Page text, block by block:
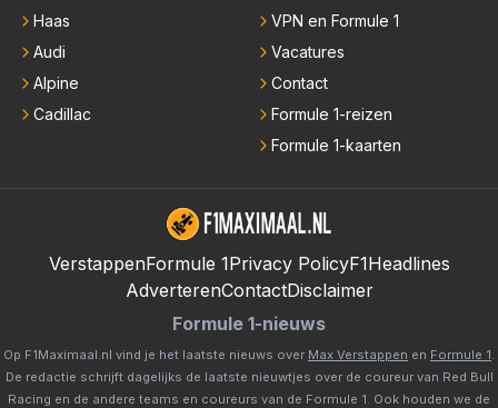
Haas
Audi
Alpine
Cadillac
VPN en Formule 1
Vacatures
Contact
Formule 1-reizen
Formule 1-kaarten
VerstappenFormule 1Privacy PolicyF1Headlines
AdverterenContactDisclaimer
Formule 1-nieuws
Op F1Maximaal.nl vind je het laatste nieuws over Max Verstappen en Formule 1
De redactie schrijft dagelijks de laatste nieuwtjes over de coureur van Red Bull
Racing en de andere teams en coureurs van de Formule 1. Ook houden we de